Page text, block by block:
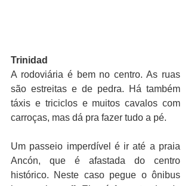
Trinidad
A rodoviária é bem no centro. As ruas
são estreitas e de pedra. Há também
táxis e triciclos e muitos cavalos com
carroças, mas dá pra fazer tudo a pé.
Um passeio imperdível é ir até a praia
Ancón, que é afastada do centro
histórico. Neste caso pegue o ônibus